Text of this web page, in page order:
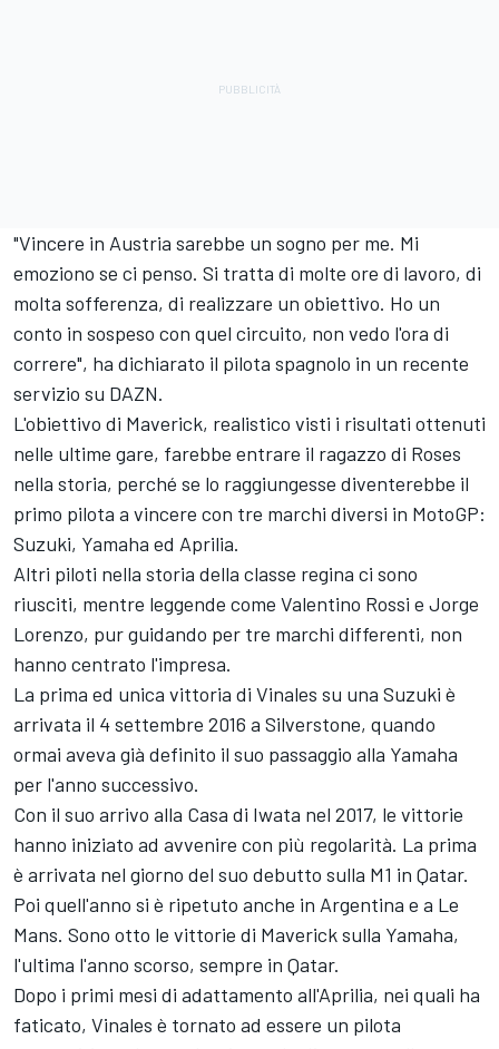
"Vincere in Austria sarebbe un sogno per me. Mi
emoziono se ci penso. Si tratta di molte ore di lavoro, di
molta sofferenza, di realizzare un obiettivo. Ho un
conto in sospeso con quel circuito, non vedo l'ora di
correre", ha dichiarato il pilota spagnolo in un recente
servizio su DAZN.
L'obiettivo di Maverick, realistico visti i risultati ottenuti
nelle ultime gare, farebbe entrare il ragazzo di Roses
nella storia, perché se lo raggiungesse diventerebbe il
primo pilota a vincere con tre marchi diversi in MotoGP:
Suzuki, Yamaha ed Aprilia.
Altri piloti nella storia della classe regina ci sono
riusciti, mentre leggende come Valentino Rossi e Jorge
Lorenzo, pur guidando per tre marchi differenti, non
hanno centrato l'impresa.
La prima ed unica vittoria di Vinales su una Suzuki è
arrivata il 4 settembre 2016 a Silverstone, quando
ormai aveva già definito il suo passaggio alla Yamaha
per l'anno successivo.
Con il suo arrivo alla Casa di Iwata nel 2017, le vittorie
hanno iniziato ad avvenire con più regolarità. La prima
è arrivata nel giorno del suo debutto sulla M1 in Qatar.
Poi quell'anno si è ripetuto anche in Argentina e a Le
Mans. Sono otto le vittorie di Maverick sulla Yamaha,
l'ultima l'anno scorso, sempre in Qatar.
Dopo i primi mesi di adattamento all'Aprilia, nei quali ha
faticato, Vinales è tornato ad essere un pilota